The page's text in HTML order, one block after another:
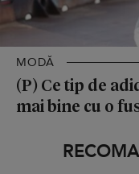
MODĂ
(P) Ce tip de
mai bine cu o